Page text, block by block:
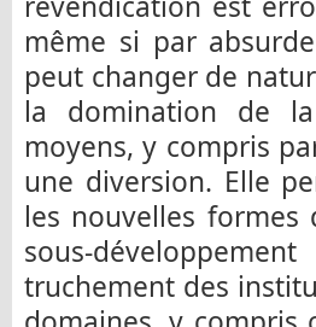
même si par
peut changer de
la domination de
moyens, y compris
une diversion. Elle
les nouvelles formes
sous-
truchement des